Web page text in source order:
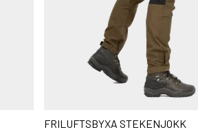
FRILUFTSBYXA STEKENJOKK